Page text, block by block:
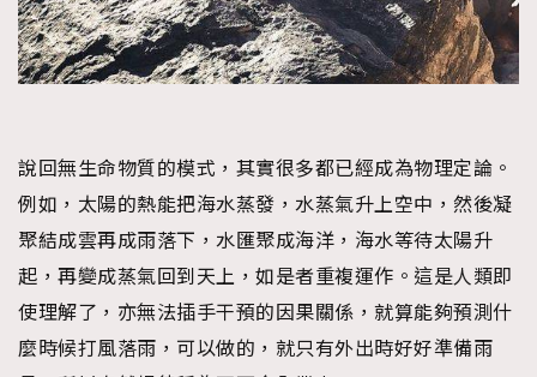
說回無生命物質的模式，其實很多都已經成為物理定論。
例如，太陽的熱能把海水蒸發，水蒸氣升上空中，然後凝
聚結成雲再成雨落下，水匯聚成海洋，海水等待太陽升
起，再變成蒸氣回到天上，如是者重複運作。這是人類即
使理解了，亦無法插手干預的因果關係，就算能夠預測什
麼時候打風落雨，可以做的，就只有外出時好好準備雨